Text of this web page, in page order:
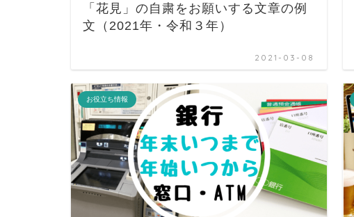
「花見」の自粛をお願いする文章の例
文（2021年・令和３年）
2021-03-08
お役立ち情報